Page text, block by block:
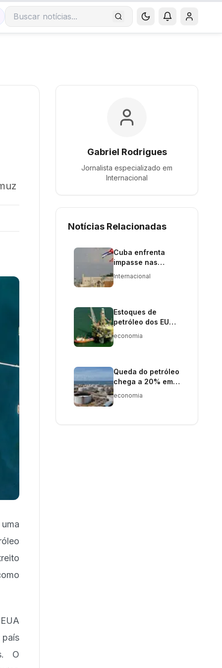
Buscar notícias
país
O
Gabriel Rodrigues
Jornalista especializado em
Internacional
Notícias Relacionadas
Cuba enfrenta
impasse nas
negociações com
Internacional
Estoques de
petróleo dos EUA
caem para níveis
economia
Queda do petróleo
chega a 20% em
junho após acordo
economia